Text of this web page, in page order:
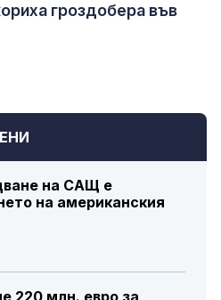
на САЩ е
на американския
гроздобера във